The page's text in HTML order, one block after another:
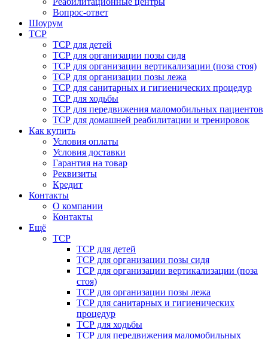
Вопрос-ответ
Шоурум
ТСР
ТСР для детей
ТСР для организации позы сидя
ТСР для организации вертикализации (поза стоя)
ТСР для организации позы лежа
ТСР для санитарных и гигиенических процедур
ТСР для ходьбы
ТСР для передвижения маломобильных пациентов
ТСР для домашней реабилитации и тренировок
Как купить
Условия оплаты
Условия доставки
Гарантия на товар
Реквизиты
Кредит
Контакты
О компании
Контакты
Ещё
ТСР
ТСР для детей
ТСР для организации позы сидя
ТСР для организации вертикализации (поза
стоя)
ТСР для организации позы лежа
ТСР для санитарных и гигиенических
процедур
ТСР для ходьбы
ТСР для передвижения маломобильных